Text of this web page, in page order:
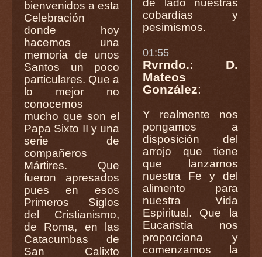
bienvenidos a esta
Celebración
donde hoy
hacemos una
memoria de unos
Santos un poco
particulares. Que a
lo mejor no
conocemos
mucho que son el
Papa Sixto II y una
serie de
compañeros
Mártires. Que
fueron apresados
pues en esos
Primeros Siglos
del Cristianismo,
de Roma, en las
Catacumbas de
San Calixto
de lado nuestras
cobardías y
pesimismos.
01:55
Rvrndo.: D.
Mateos
González:
Y realmente nos
pongamos a
disposición del
arrojo que tiene
que lanzarnos
nuestra Fe y del
alimento para
nuestra Vida
Espiritual. Que la
Eucaristía nos
proporciona y
comenzamos la